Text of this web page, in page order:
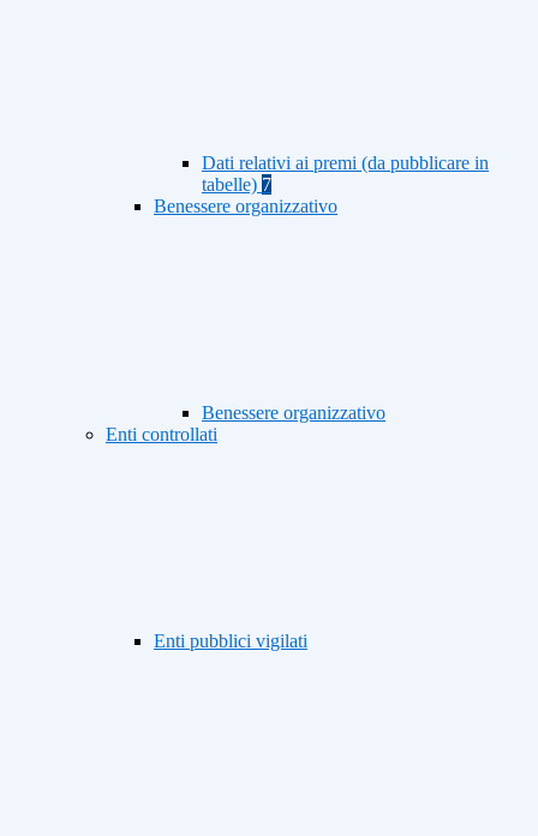
Dati relativi ai premi (da pubblicare in
tabelle) 7
Benessere organizzativo
Benessere organizzativo
Enti controllati
Enti pubblici vigilati